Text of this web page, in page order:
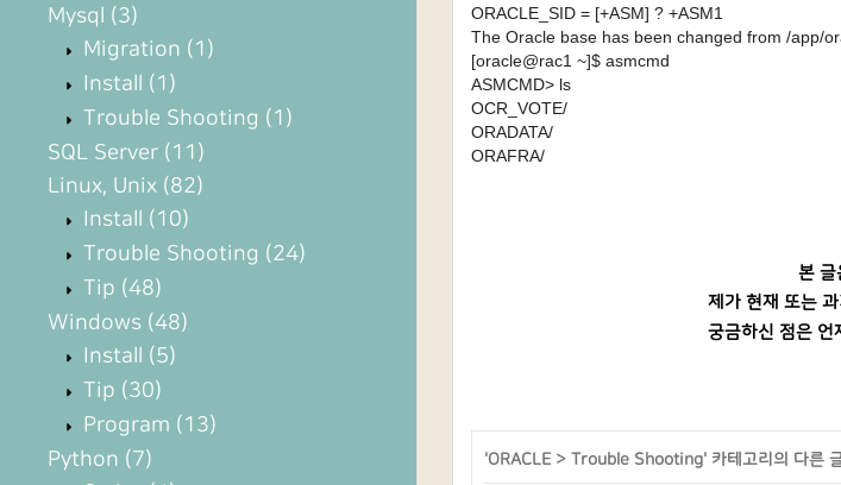
Mysql (3)
Migration (1)
Install (1)
Trouble Shooting (1)
SQL Server (11)
Linux, Unix (82)
Install (10)
Trouble Shooting (24)
Tip (48)
Windows (48)
Install (5)
Tip (30)
Program (13)
Python (7)
ORACLE_SID = [+ASM] ? +ASM1
The Oracle base has been changed from /app/
[oracle@rac1 ~]$ asmcmd
ASMCMD> ls
OCR_VOTE/
ORADATA/
ORAFRA/
본 글
제가 현재 또는
궁금하신 점은 언
'ORACLE > Trouble Shooting' 카테고리의 다른